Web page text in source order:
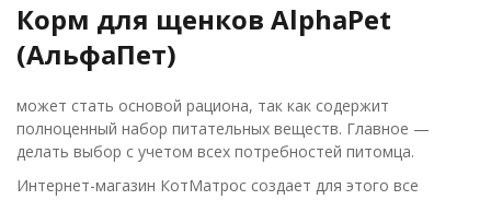
Корм для щенков AlphaPet
(АльфаПет)
может стать основой рациона, так как содержит
полноценный набор питательных веществ. Главное —
делать выбор с учетом всех потребностей питомца.
Интернет-магазин КотМатрос создает для этого все